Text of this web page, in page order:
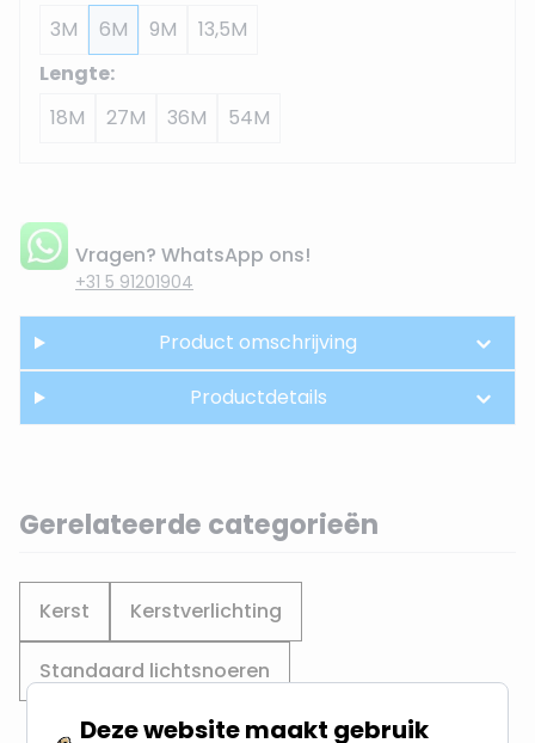
3M
6M 9M
13,5M
Lengte:
18M
27M 36M 54M
Vragen? WhatsApp ons!
+31 5 91201904
Product omschrijving
Productdetails
Gerelateerde categorieën
Kerst Kerstverlichting
Standaard lichtsnoeren
Deze website maakt gebruik